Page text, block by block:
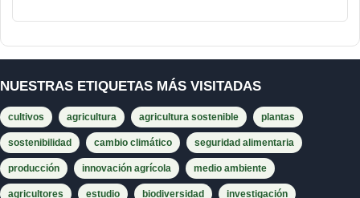
NUESTRAS ETIQUETAS MÁS VISITADAS
cultivos agricultura agricultura sostenible plantas
sostenibilidad cambio climático seguridad alimentaria
producción innovación agrícola medio ambiente
agricultores estudio biodiversidad investigación